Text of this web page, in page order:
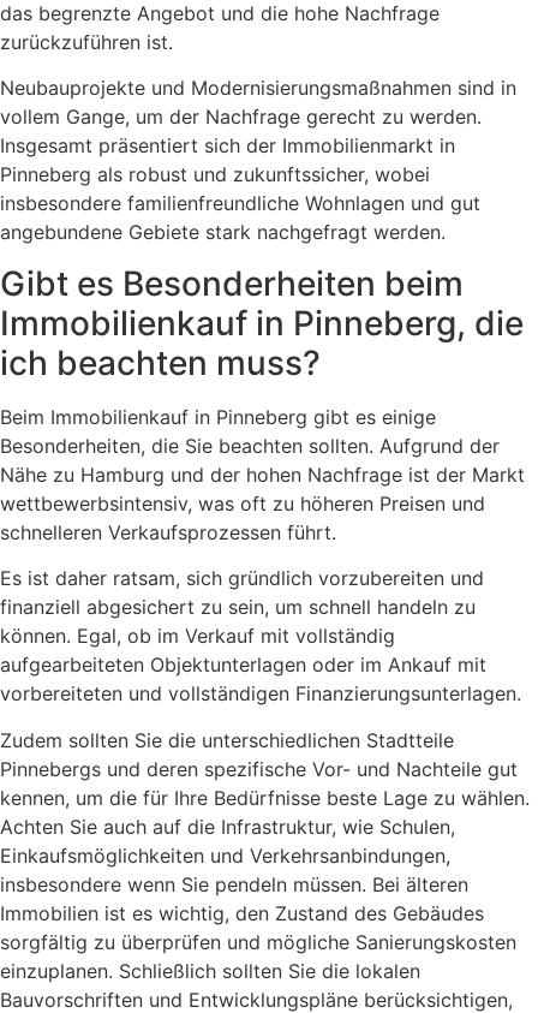
das begrenzte Angebot und die hohe Nachfrage
zurückzuführen ist.
Neubauprojekte und Modernisierungsmaßnahmen sind in
vollem Gange, um der Nachfrage gerecht zu werden.
Insgesamt präsentiert sich der Immobilienmarkt in
Pinneberg als robust und zukunftssicher, wobei
insbesondere familienfreundliche Wohnlagen und gut
angebundene Gebiete stark nachgefragt werden.
Gibt es Besonderheiten beim
Immobilienkauf in Pinneberg, die
ich beachten muss?
Beim Immobilienkauf in Pinneberg gibt es einige
Besonderheiten, die Sie beachten sollten. Aufgrund der
Nähe zu Hamburg und der hohen Nachfrage ist der Markt
wettbewerbsintensiv, was oft zu höheren Preisen und
schnelleren Verkaufsprozessen führt.
Es ist daher ratsam, sich gründlich vorzubereiten und
finanziell abgesichert zu sein, um schnell handeln zu
können. Egal, ob im Verkauf mit vollständig
aufgearbeiteten Objektunterlagen oder im Ankauf mit
vorbereiteten und vollständigen Finanzierungsunterlagen.
Zudem sollten Sie die unterschiedlichen Stadtteile
Pinnebergs und deren spezifische Vor- und Nachteile gut
kennen, um die für Ihre Bedürfnisse beste Lage zu wählen.
Achten Sie auch auf die Infrastruktur, wie Schulen,
Einkaufsmöglichkeiten und Verkehrsanbindungen,
insbesondere wenn Sie pendeln müssen. Bei älteren
Immobilien ist es wichtig, den Zustand des Gebäudes
sorgfältig zu überprüfen und mögliche Sanierungskosten
einzuplanen. Schließlich sollten Sie die lokalen
Bauvorschriften und Entwicklungspläne berücksichtigen,